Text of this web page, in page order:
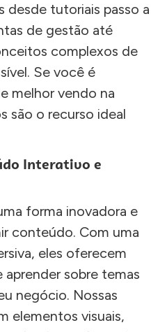
desde tutoriais passo a
de gestão até
complexos de
Se você é
melhor vendo na
são o recurso ideal
Interativo e
forma inovadora e
conteúdo. Com uma
eles oferecem
aprender sobre temas
negócio. Nossas
elementos visuais,